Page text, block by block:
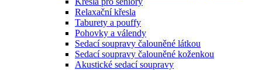
Relaxační křesla
Taburety a pouffy
Pohovky a válendy
Sedací soupravy čalouněné látkou
Sedací soupravy čalouněné koženkou
Akustické sedací soupravy